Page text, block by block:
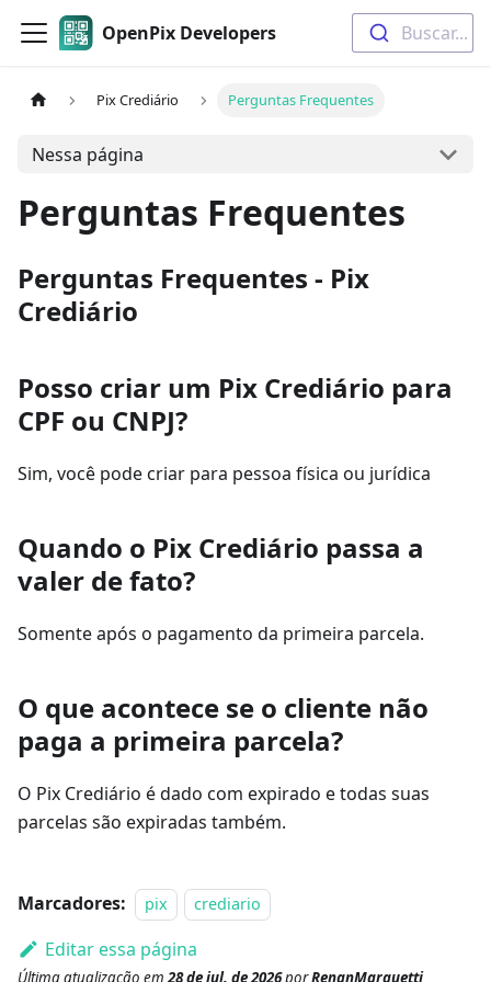
OpenPix Developers Buscar...
Pix Crediário Perguntas Frequentes
Nessa página
Perguntas Frequentes
Perguntas Frequentes - Pix
Crediário
Posso criar um Pix Crediário para
CPF ou CNPJ?
Sim, você pode criar para pessoa física ou jurídica
Quando o Pix Crediário passa a
valer de fato?
Somente após o pagamento da primeira parcela.
O que acontece se o cliente não
paga a primeira parcela?
O Pix Crediário é dado com expirado e todas suas
parcelas são expiradas também.
Marcadores: pix crediario
Editar essa página
Última atualização em 28 de jul. de 2026porRenanMarquetti